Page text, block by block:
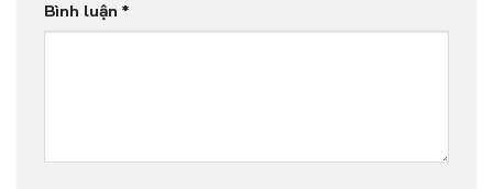
Bình luận *